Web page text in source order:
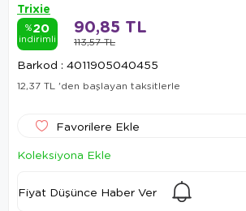
Trixie
%20
indirimli 113,57 TL
90,85 TL
Barkod : 4011905040455
12,37 TL 'den başlayan taksitlerle
Favorilere Ekle
Koleksiyona Ekle
Fiyat Düşünce Haber Ver